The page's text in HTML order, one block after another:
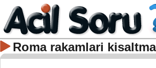
Roma rakamlari